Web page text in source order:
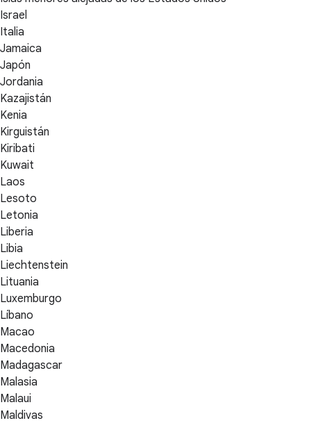
Israel
Italia
Jamaica
Japón
Jordania
Kazajistán
Kenia
Kirguistán
Kiribati
Kuwait
Laos
Lesoto
Letonia
Liberia
Libia
Liechtenstein
Lituania
Luxemburgo
Líbano
Macao
Macedonia
Madagascar
Malasia
Malaui
Maldivas